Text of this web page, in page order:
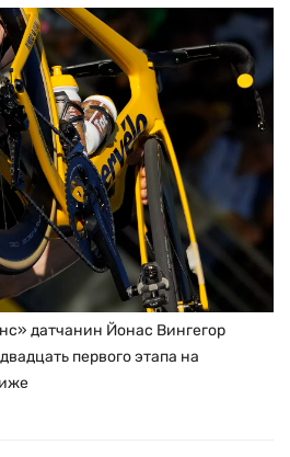
датчанин Йонас Вингегор
первого этапа на